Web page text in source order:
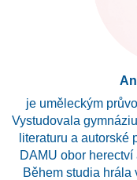
je uměleckým
Vystudovala
literaturu a autorské
DAMU obor
Během studia hrála